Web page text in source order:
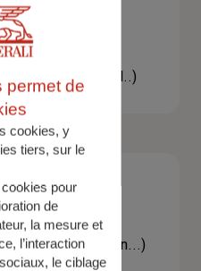
assistance
de glace, un conseil..)
une réglementation...)
permet de
cookies, y
tiers, sur le
pour
de
la mesure et
l’interaction
le ciblage